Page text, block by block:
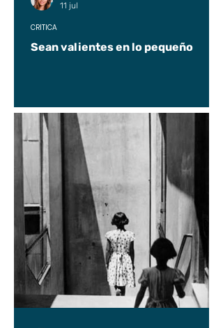
Sean valientes en lo pequeño
CRÍTICA
11 jul